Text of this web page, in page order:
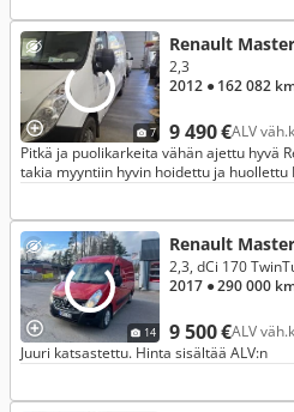
7
Renault Master
9 490 €ALV
2,3
2012 ● 162 082
Pitkä ja puolikarkeita vähän ajettu hyvä Renault Yrityksen
takia myyntiin hyvin hoidettu ja huollettu Master Auto on
14
Renault Master
9 500 €ALV
2,3, dCi 170
2017 ● 290 000
Juuri katsastettu. Hinta sisältää ALV:n